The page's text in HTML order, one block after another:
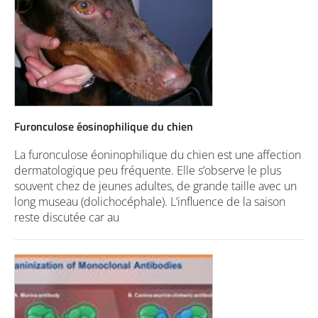
Furonculose éosinophilique du chien
La furonculose éoninophilique du chien est une affection
dermatologique peu fréquente. Elle s’observe le plus
souvent chez de jeunes adultes, de grande taille avec un
long museau (dolichocéphale). L’influence de la saison
reste discutée car au